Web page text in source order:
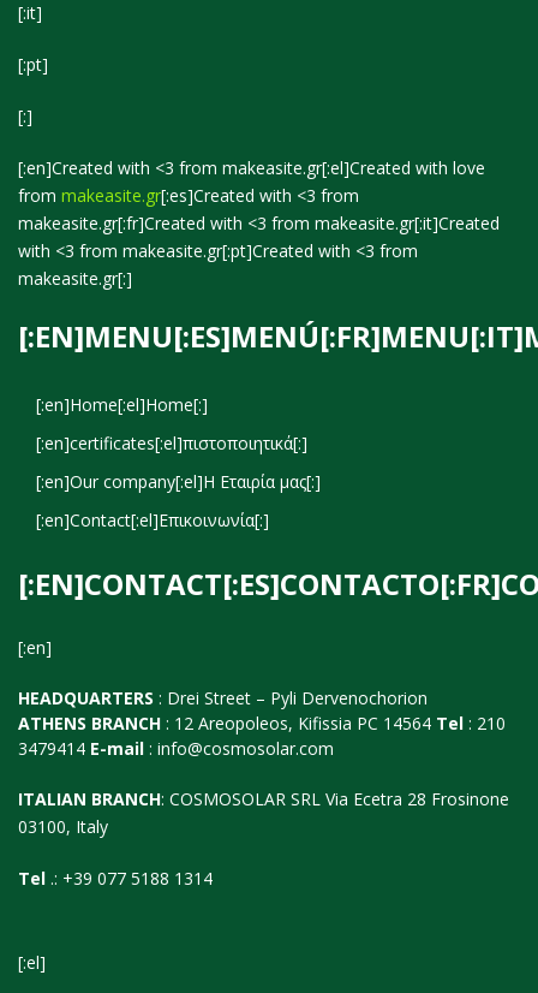
[:it]
[:pt]
[:]
[:en]Created with <3 from makeasite.gr[:el]Created with love
from makeasite.gr[:es]Created with <3 from
makeasite.gr[:fr]Created with <3 from makeasite.gr[:it]Created
with <3 from makeasite.gr[:pt]Created with <3 from
makeasite.gr[:]
[:en]Home[:el]Home[:]
[:en]certificates[:el]πιστοποιητικά[:]
[:en]Our company[:el]Η Εταιρία μας[:]
[:en]Contact[:el]Επικοινωνία[:]
[:en]
HEADQUARTERS : Drei Street – Pyli Dervenochorion
ATHENS BRANCH : 12 Areopoleos, Kifissia PC 14564 Tel : 210
3479414 E-mail : info@cosmosolar.com
ITALIAN BRANCH: COSMOSOLAR SRL Via Ecetra 28 Frosinone
03100, Italy
Tel .: +39 077 5188 1314
[:el]